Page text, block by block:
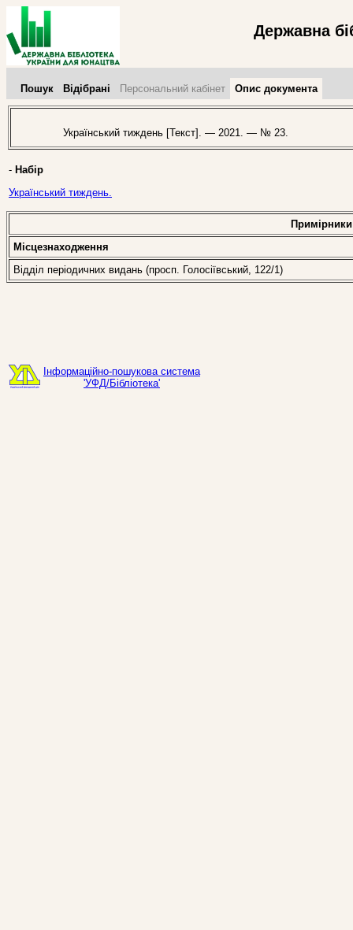
Державна
Пошук Відібрані Персональний кабінет Опис документа
Український тиждень [Текст]. — 2021. — № 23.
- Набір
Український тиждень.
Примірники
Місцезнаходження
Відділ періодичних видань (просп. Голосіївський, 122/1)
Інформаційно-пошукова система
'УФД/Бібліотека'